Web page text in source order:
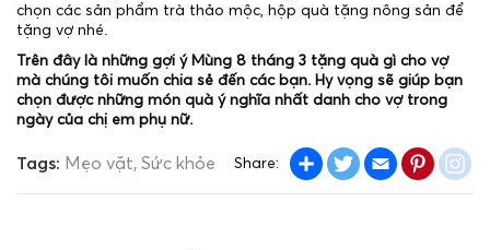
chọn các sản phẩm trà thảo mộc, hộp quà tặng nông sản để
tặng vợ nhé.
Trên đây là những gợi ý Mùng 8 tháng 3 tặng quà gì cho vợ
mà chúng tôi muốn chia sẻ đến các bạn. Hy vọng sẽ giúp bạn
chọn được những món quà ý nghĩa nhất danh cho vợ trong
ngày của chị em phụ nữ.
Tags: Mẹo vặt Sức khỏe Share: Share TwitterEmail